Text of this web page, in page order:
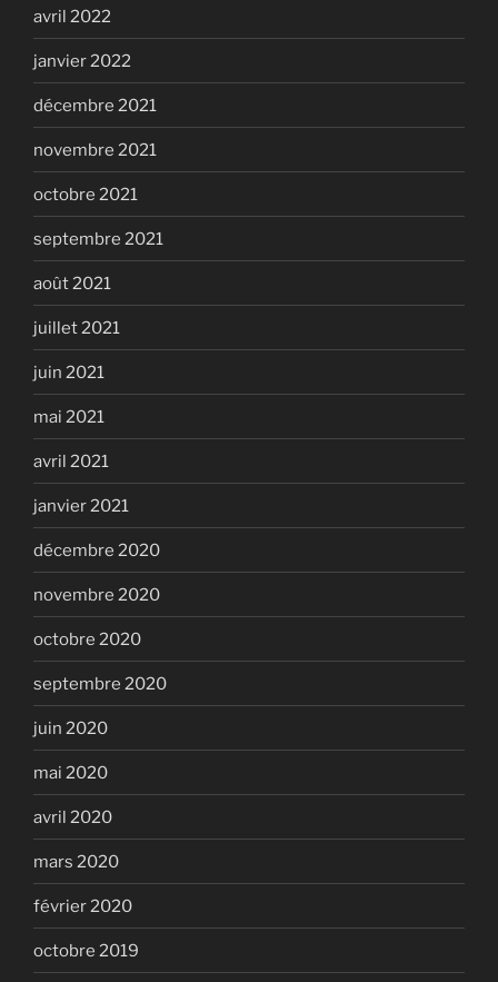
avril 2022
janvier 2022
décembre 2021
novembre 2021
octobre 2021
septembre 2021
août 2021
juillet 2021
juin 2021
mai 2021
avril 2021
janvier 2021
décembre 2020
novembre 2020
octobre 2020
septembre 2020
juin 2020
mai 2020
avril 2020
mars 2020
février 2020
octobre 2019